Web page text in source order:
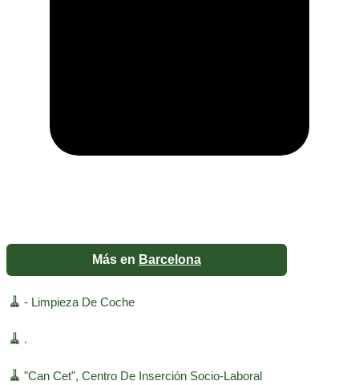
Más en Barcelona
🧹 - Limpieza De Coche
🧹 .
🧹 "Can Cet", Centro De Inserción Socio-Laboral